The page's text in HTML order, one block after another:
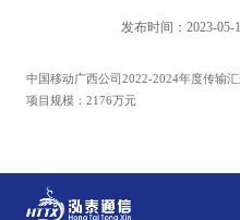
发布时间：2023-05-
中国移动广西公司2022-2024年度传输
项目规模：2176万元